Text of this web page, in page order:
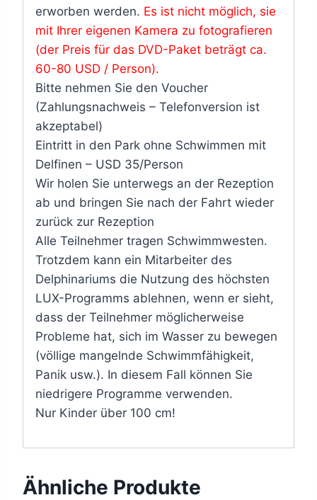
erworben werden. Es ist nicht möglich, sie
mit Ihrer eigenen Kamera zu fotografieren
(der Preis für das DVD-Paket beträgt ca.
60-80 USD / Person).
Bitte nehmen Sie den Voucher
(Zahlungsnachweis – Telefonversion ist
akzeptabel)
Eintritt in den Park ohne Schwimmen mit
Delfinen – USD 35/Person
Wir holen Sie unterwegs an der Rezeption
ab und bringen Sie nach der Fahrt wieder
zurück zur Rezeption
Alle Teilnehmer tragen Schwimmwesten.
Trotzdem kann ein Mitarbeiter des
Delphinariums die Nutzung des höchsten
LUX-Programms ablehnen, wenn er sieht,
dass der Teilnehmer möglicherweise
Probleme hat, sich im Wasser zu bewegen
(völlige mangelnde Schwimmfähigkeit,
Panik usw.). In diesem Fall können Sie
niedrigere Programme verwenden.
Nur Kinder über 100 cm!
Ähnliche Produkte